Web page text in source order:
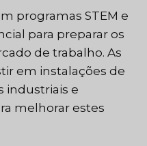
programas STEM e
para preparar os
de trabalho. As
em instalações de
industriais e
melhorar estes